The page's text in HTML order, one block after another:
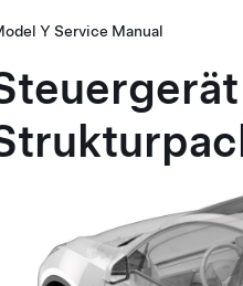
Y Service Manual